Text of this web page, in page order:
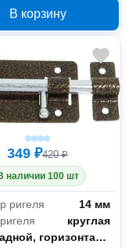
14
11
3
1
В корзину
349 ₽420 ₽
наличии 100 шт
ригеля
14 мм
круглая
накладной, горизонтального расположения